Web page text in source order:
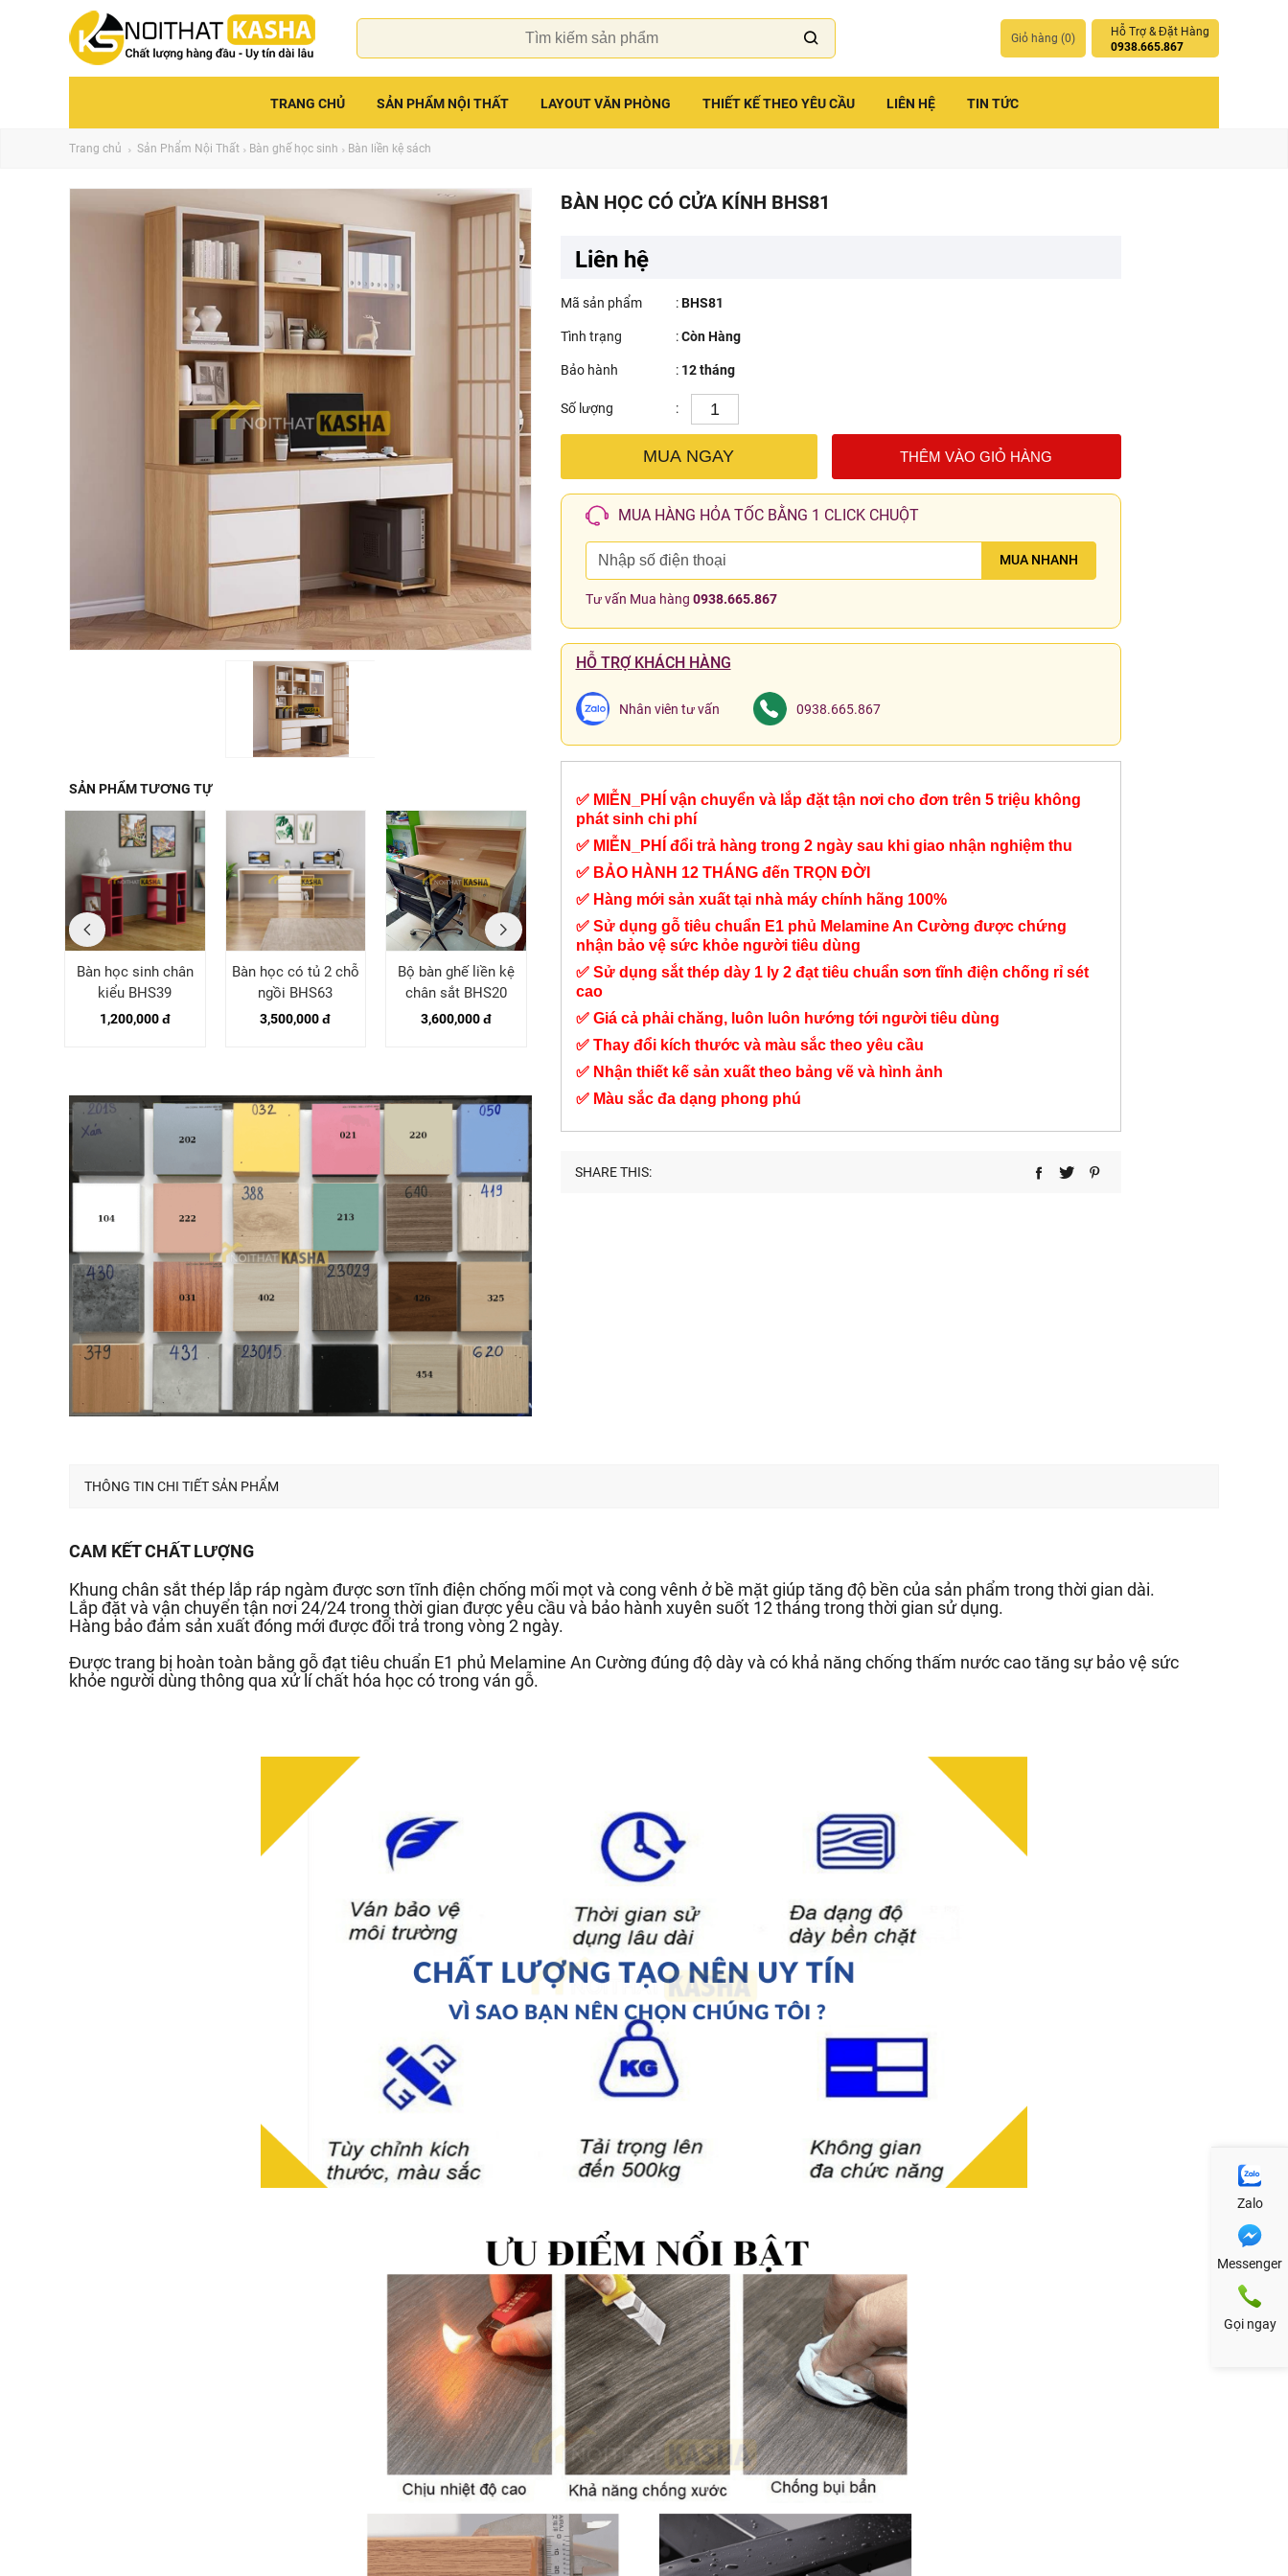
Giỏ hàng (0)
Hỗ Trợ & Đặt Hàng
0938.665.867
TRANG CHỦ SẢN PHẨM NỘI THẤT LAYOUT VĂN PHÒNG THIẾT KẾ THEO YÊU CẦU LIÊN HỆ TIN TỨC
Trang chủ Sản Phẩm Nội Thất Bàn ghế học sinh Bàn liền kệ sách
SẢN PHẨM TƯƠNG TỰ
Bàn học sinh chân
kiểu BHS39
1,200,000 đ
Bàn học có tủ 2 chỗ
ngồi BHS63
3,500,000 đ
Bộ bàn ghế liền kệ
chân sắt BHS20
3,600,000 đ
Bàn học sinh liền kệ
sách lớn BHS35
7,200,000 đ
Bàn học liền kệ sách
5,300,000 đ
Bàn học sinh liền hộc
1,750,000 đ
Bàn liền kệ sách lớn
BÀN HỌC CÓ CỬA KÍNH BHS81
Liên hệ
Mã sản phẩm :BHS81
Tình trạng :Còn Hàng
Bảo hành : 12 tháng
Số lượng :
MUA NGAY THÊM VÀO GIỎ HÀNG
MUA HÀNG HỎA TỐC BẰNG 1 CLICK CHUỘT
MUA NHANH
Tư vấn Mua hàng 0938.665.867
HỖ TRỢ KHÁCH HÀNG
Nhân viên tư vấn 0938.665.867
✅ MIỄN_PHÍ vận chuyển và lắp đặt tận nơi cho đơn trên 5 triệu không
phát sinh chi phí
✅ MIỄN_PHÍ đổi trả hàng trong 2 ngày sau khi giao nhận nghiệm thu
✅ BẢO HÀNH 12 THÁNG đến TRỌN ĐỜI
✅ Hàng mới sản xuất tại nhà máy chính hãng 100%
✅ Sử dụng gỗ tiêu chuẩn E1 phủ Melamine An Cường được chứng
nhận bảo vệ sức khỏe người tiêu dùng
✅ Sử dụng sắt thép dày 1 ly 2 đạt tiêu chuẩn sơn tĩnh điện chống rỉ sét
cao
✅ Giá cả phải chăng, luôn luôn hướng tới người tiêu dùng
✅ Thay đổi kích thước và màu sắc theo yêu cầu
✅ Nhận thiết kế sản xuất theo bảng vẽ và hình ảnh
✅ Màu sắc đa dạng phong phú
SHARE THIS:
THÔNG TIN CHI TIẾT SẢN PHẨM
CAM KẾT CHẤT LƯỢNG
Khung chân sắt thép lắp ráp ngàm được sơn tĩnh điện chống mối mọt và cong vênh ở bề mặt giúp tăng độ bền của sản phẩm trong thời gian dài.
Lắp đặt và vận chuyển tận nơi 24/24 trong thời gian được yêu cầu và bảo hành xuyên suốt 12 tháng trong thời gian sử dụng.
Hàng bảo đảm sản xuất đóng mới được đổi trả trong vòng 2 ngày.
Được trang bị hoàn toàn bằng gỗ đạt tiêu chuẩn E1 phủ Melamine An Cường đúng độ dày và có khả năng chống thấm nước cao tăng sự bảo vệ sức
khỏe người dùng thông qua xử lí chất hóa học có trong ván gỗ.
Zalo
Messenger
Gọi ngay